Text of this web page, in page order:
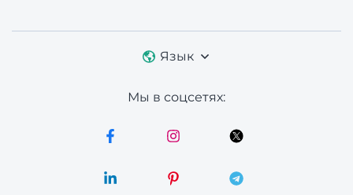
Язык
Мы в соцсетях: